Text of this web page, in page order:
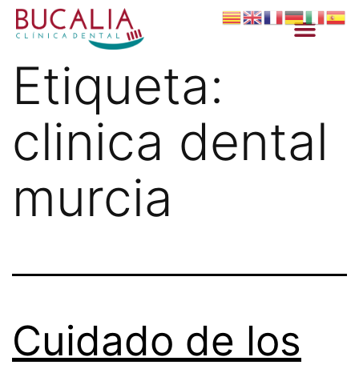
Etiqueta:
clinica dental
murcia
Cuidado de los